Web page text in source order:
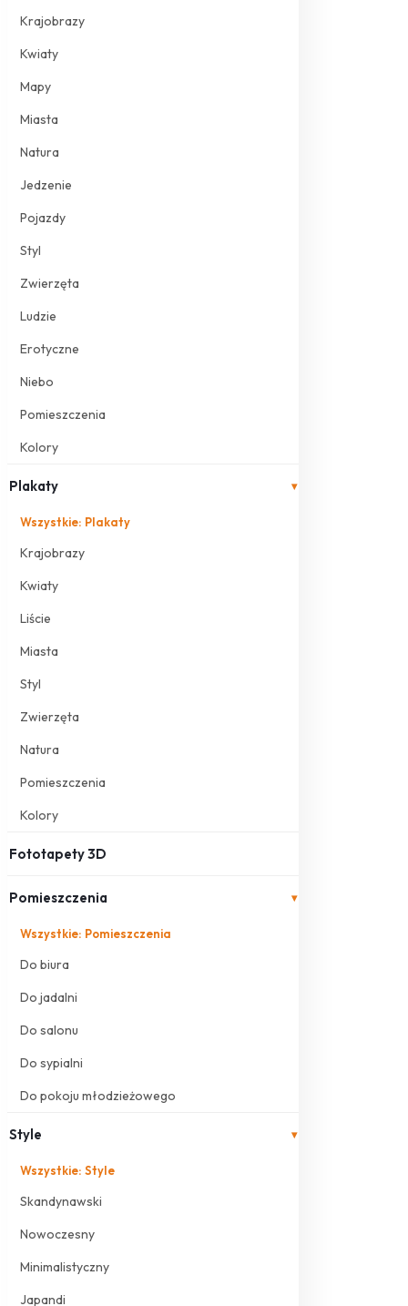
Krajobrazy
Kwiaty
Mapy
Miasta
Natura
Jedzenie
Pojazdy
Styl
Zwierzęta
Ludzie
Erotyczne
Niebo
Pomieszczenia
Kolory
Plakaty ▾
Wszystkie: Plakaty
Krajobrazy
Kwiaty
Liście
Miasta
Styl
Zwierzęta
Natura
Pomieszczenia
Kolory
Fototapety 3D
Pomieszczenia ▾
Wszystkie: Pomieszczenia
Do biura
Do jadalni
Do salonu
Do sypialni
Do pokoju młodzieżowego
Style ▾
Wszystkie: Style
Skandynawski
Nowoczesny
Minimalistyczny
Japandi